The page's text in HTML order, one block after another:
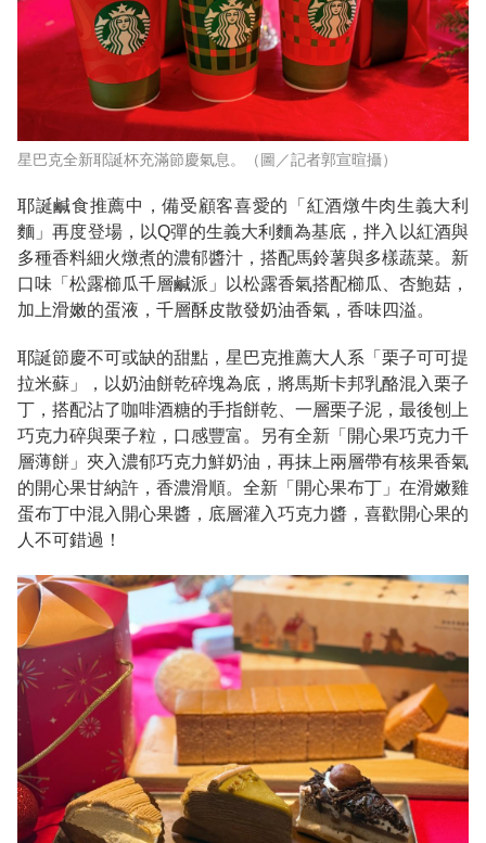
星巴克全新耶誕杯充滿節慶氣息。（圖／記者郭宣暄攝）
耶誕鹹食推薦中，備受顧客喜愛的「紅酒燉牛肉生義大利
麵」再度登場，以Q彈的生義大利麵為基底，拌入以紅酒與
多種香料細火燉煮的濃郁醬汁，搭配馬鈴薯與多樣蔬菜。新
口味「松露櫛瓜千層鹹派」以松露香氣搭配櫛瓜、杏鮑菇，
加上滑嫩的蛋液，千層酥皮散發奶油香氣，香味四溢。
耶誕節慶不可或缺的甜點，星巴克推薦大人系「栗子可可提
拉米蘇」，以奶油餅乾碎塊為底，將馬斯卡邦乳酪混入栗子
丁，搭配沾了咖啡酒糖的手指餅乾、一層栗子泥，最後刨上
巧克力碎與栗子粒，口感豐富。另有全新「開心果巧克力千
層薄餅」夾入濃郁巧克力鮮奶油，再抹上兩層帶有核果香氣
的開心果甘納許，香濃滑順。全新「開心果布丁」在滑嫩雞
蛋布丁中混入開心果醬，底層灌入巧克力醬，喜歡開心果的
人不可錯過！